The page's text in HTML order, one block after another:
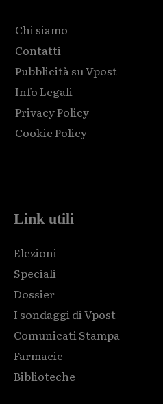
Chi siamo
Contatti
Pubblicità su Vpost
Info Legali
Privacy Policy
Cookie Policy
Link utili
Elezioni
Speciali
Dossier
I sondaggi di Vpost
Comunicati Stampa
Farmacie
Biblioteche